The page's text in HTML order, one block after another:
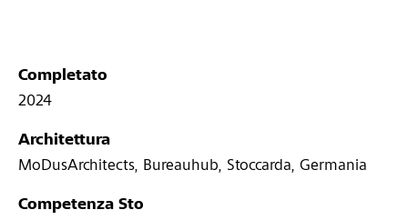
Completato
2024
Architettura
MoDusArchitects, Bureauhub, Stoccarda, Germania
Competenza Sto